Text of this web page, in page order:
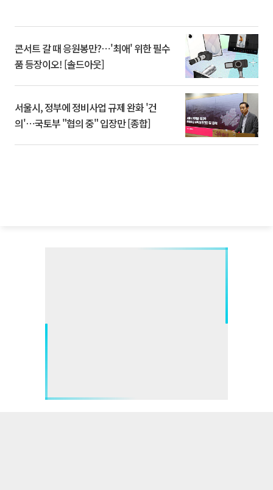
콘서트 갈 때 응원봉만?⋯'최애' 위한 필수
품 등장이오! [솔드아웃]
서울시, 정부에 정비사업 규제 완화 '건
의'⋯국토부 "협의 중" 입장만 [종합]